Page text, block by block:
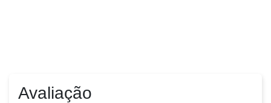
Avaliação